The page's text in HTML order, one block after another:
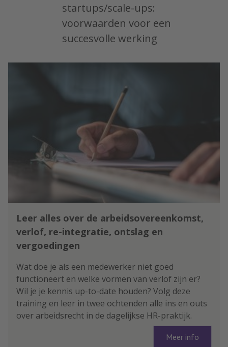
startups/scale-ups:
voorwaarden voor een
succesvolle werking
Leer alles over de arbeidsovereenkomst,
verlof, re-integratie, ontslag en
vergoedingen
Wat doe je als een medewerker niet goed
functioneert en welke vormen van verlof zijn er?
Wil je je kennis up-to-date houden? Volg deze
training en leer in twee ochtenden alle ins en outs
over arbeidsrecht in de dagelijkse HR-praktijk.
Meer info